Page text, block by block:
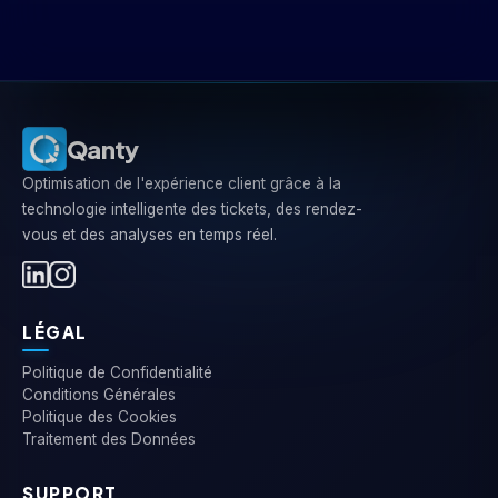
Qanty
Optimisation de l'expérience client grâce à la
technologie intelligente des tickets, des rendez-
vous et des analyses en temps réel.
LÉGAL
Politique de Confidentialité
Conditions Générales
Politique des Cookies
Traitement des Données
SUPPORT